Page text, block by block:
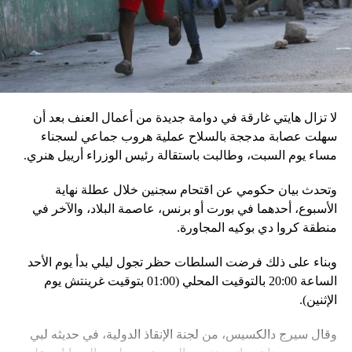
إقليميّاً، أعلن الجيش البيلاروسي أنّه بدأ مناورة للتحقّق من درجة
استعداد قاذفات الأسلحة النووية التكتيكية، في حين أوضح أمين
مجلس الأمن البيلاروسي ألكسندر فولفوفيتش أنّ هذه المناورة
مرتبطة بإعلان موسكو عن مناورات نووية وستكون «متزامنة»
مع التدريبات الروسية، لافتاً إلى أنّ مناورة مينسك ستشمل على
في السياق، أشار رئيس أركان القوات المسلّحة البيلاروسية
الجنرال فيكتور غوليفيتش إلى أنّه «في إطار هذا الحدث، تمّت
احتياطي»، لافتاً إلى أنّه «فور إنجاز عملية الانتشار هذه،
سنستعرض المسائل المتعلّقة بالاستعدادات لاستخدام الأسلحة
النووية غير الاستراتيجية».
وفي أوكرانيا، فكّكت أجهزة الأمن شبكة من العملاء التابعين
لجهاز الأمن الفدرالي الروسي «كانوا يعدّون لاغتيال الرئيس
الأوكراني» فولوديمير زيلينسكي ومسؤولين كبار آخرين، مثل
أوامر من موسكو. وأوقفت الأجهزة الأوكرانية ضابطَي أمن،
لا تزال هايتي غارقة في دوامة جديدة من أعمال العنف بعد أن
سهلت عصابة مدججة بالسلاح عملية هروب جماعي لسجناء
مساء يوم السبت، وطالبت باستقالة رئيس الوزراء أرييل هنري.
وتحدث بيان حكومي عن اقتحام سجنين خلال عطلة نهاية
الأسبوع، أحدهما في بورت أو برنس، عاصمة البلاد، والآخر في
منطقة كروا دي بوكيه المجاورة.
وبناء على ذلك فرضت السلطات حظر تجول ليلي بدأ يوم الأحد
الساعة 20:00 بالتوقيت المحلي (01:00 بتوقيت غرينتش يوم
الإثنين).
وقال سيرج دالكسيس، من لجنة الإنقاذ الدولية، في حديثه لبي